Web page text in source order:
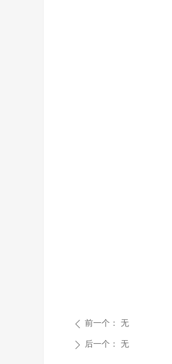
ꄴ 前一个： 无
ꄲ 后一个： 无